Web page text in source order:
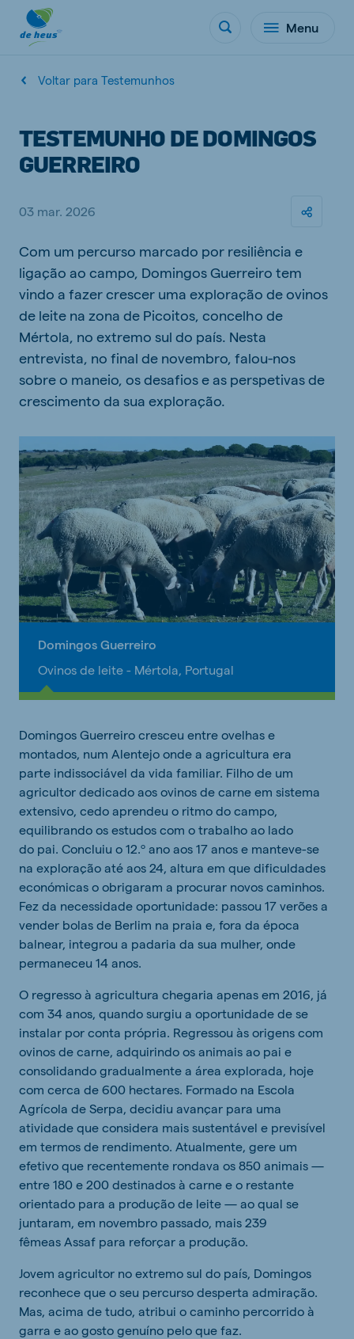
Menu
Voltar para Testemunhos
TESTEMUNHO DE DOMINGOS
GUERREIRO
03 mar. 2026
Com um percurso marcado por resiliência e
ligação ao campo, Domingos Guerreiro tem
vindo a fazer crescer uma exploração de ovinos
de leite na zona de Picoitos, concelho de
Mértola, no extremo sul do país. Nesta
entrevista, no final de novembro, falou-nos
sobre o maneio, os desafios e as perspetivas de
crescimento da sua exploração.
Domingos Guerreiro
Ovinos de leite - Mértola, Portugal
Domingos Guerreiro cresceu entre ovelhas e
montados, num Alentejo onde a agricultura era
parte indissociável da vida familiar. Filho de um
agricultor dedicado aos ovinos de carne em sistema
extensivo, cedo aprendeu o ritmo do campo,
equilibrando os estudos com o trabalho ao lado
do pai. Concluiu o 12.º ano aos 17 anos e manteve-se
na exploração até aos 24, altura em que dificuldades
económicas o obrigaram a procurar novos caminhos.
Fez da necessidade oportunidade: passou 17 verões a
vender bolas de Berlim na praia e, fora da época
balnear, integrou a padaria da sua mulher, onde
permaneceu 14 anos.
O regresso à agricultura chegaria apenas em 2016, já
com 34 anos, quando surgiu a oportunidade de se
instalar por conta própria. Regressou às origens com
ovinos de carne, adquirindo os animais ao pai e
consolidando gradualmente a área explorada, hoje
com cerca de 600 hectares. Formado na Escola
Agrícola de Serpa, decidiu avançar para uma
atividade que considera mais sustentável e previsível
em termos de rendimento. Atualmente, gere um
efetivo que recentemente rondava os 850 animais —
entre 180 e 200 destinados à carne e o restante
orientado para a produção de leite — ao qual se
juntaram, em novembro passado, mais 239
fêmeas Assaf para reforçar a produção.
Jovem agricultor no extremo sul do país, Domingos
reconhece que o seu percurso desperta admiração.
Mas, acima de tudo, atribui o caminho percorrido à
garra e ao gosto genuíno pelo que faz.